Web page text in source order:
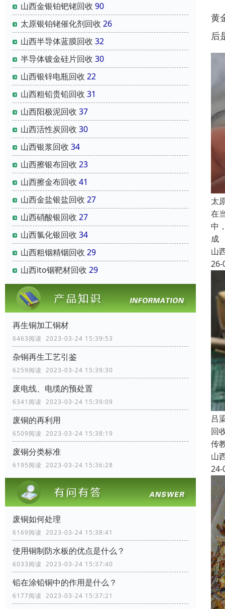
山西金银铂钯铑回收 90
太原银铂铑催化剂回收 26
山西半导体蓝膜回收 32
半导体镀金硅片回收 30
山西银锌电瓶回收 22
山西粗铅贵铅回收 31
山西阳极泥回收 37
山西活性炭回收 30
山西银浆回收 34
山西擦银布回收 23
山西擦金布回收 41
山西金盐银盐回收 27
山西硝酸银回收 27
山西氯化银回收 34
山西粗铟精铟回收 29
山西ito铟靶材回收 29
再生铜加工铜材
6463阅读 2023-03-24 15:39:53
杂铜再生工艺引鉴
6259阅读 2023-03-24 15:39:30
废电线、电缆的预处置
6341阅读 2023-03-24 15:39:09
废铜的再利用
6509阅读 2023-03-24 15:38:19
废铜分类标准
6195阅读 2023-03-24 15:36:28
废铜如何处理
6169阅读 2023-03-24 15:38:41
使用铜制防水板的优点是什么？
6033阅读 2023-03-24 15:37:40
铅在涂铅铜中的作用是什么？
6177阅读 2023-03-24 15:37:21
黄
后
太
在
中
成
山
26-
吕
回
传
山
24-